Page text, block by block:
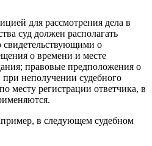
для рассмотрения дела в
суд должен располагать
свидетельствующими о
о времени и месте
правовые предположения о
неполучении судебного
месту регистрации ответчика, в
в следующем судебном